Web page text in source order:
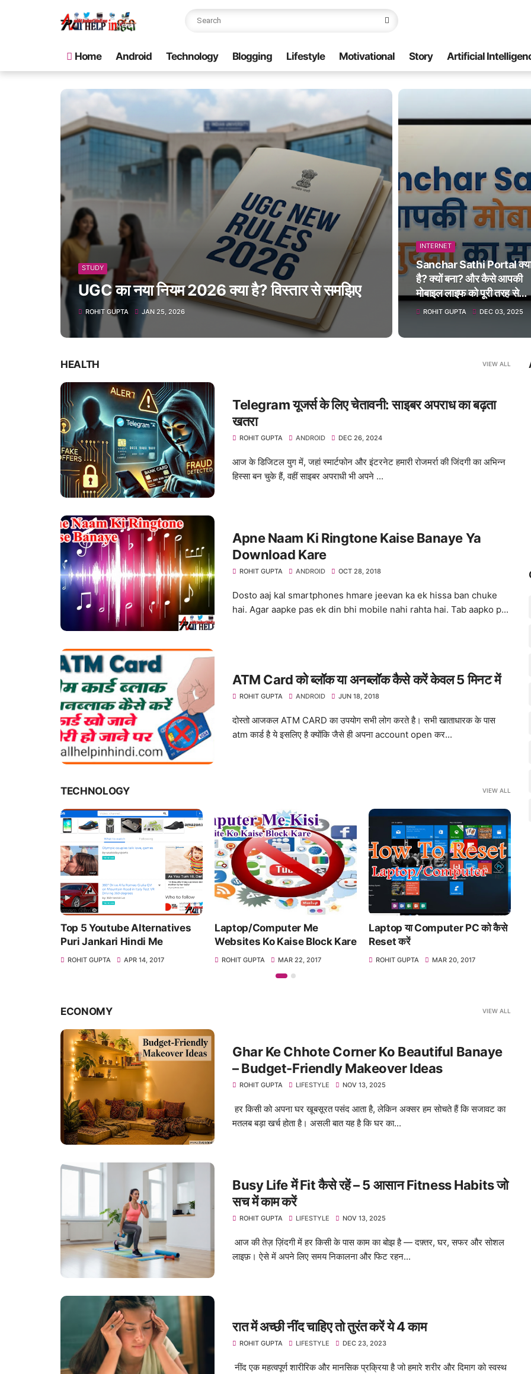
Home Android Technology Blogging Lifestyle Motivational Story Artificial
STUDY
UGC का नया नियम 2026 क्या है? विस्तार से समझिए
ROHIT GUPTA JAN 25, 2026
INTERNET
Sanchar Sathi Portal
है? क्यों बना? और कैसे आपकी
मोबाइल लाइफ को पूरी तरह से
सुरक्षित कर देता है
ROHIT GUPTA DEC 03, 2025
HEALTH VIEW ALL
Telegram यूजर्स के लिए चेतावनी: साइबर अपराध का बढ़ता
खतरा
ROHIT GUPTA ANDROID DEC 26, 2024
आज के डिजिटल युग में, जहां स्मार्टफोन और इंटरनेट हमारी रोजमर्रा की जिंदगी का अभिन्न
हिस्सा बन चुके हैं, वहीं साइबर अपराधी भी अपने ...
Apne Naam Ki Ringtone Kaise Banaye Ya
Download Kare
ROHIT GUPTA ANDROID OCT 28, 2018
Dosto aaj kal smartphones hmare jeevan ka ek hissa ban chuke
hai. Agar aapke pas ek din bhi mobile nahi rahta hai. Tab aapko p...
ATM Card को ब्लॉक या अनब्लॉक कैसे करें केवल 5 मिनट में
ROHIT GUPTA ANDROID JUN 18, 2018
दोस्तो आजकल ATM CARD का उपयोग सभी लोग करते है। सभी खाताधारक के पास
atm कार्ड है ये इसलिए है क्योंकि जैसे ही अपना account open कर...
TECHNOLOGY VIEW ALL
Alternatives
Laptop/Computer Me
Websites Ko Kaise Block Kare
ROHIT GUPTA
Laptop या Computer PC को कैसे
Reset करें
ROHIT GUPTA
Computer Ki 5 Cool
ROHIT GUPTA
ECONOMY VIEW ALL
Ghar Ke Chhote Corner Ko Beautiful Banaye
– Budget-Friendly Makeover Ideas
ROHIT GUPTA LIFESTYLE NOV 13, 2025
हर किसी को अपना घर खूबसूरत पसंद आता है, लेकिन अक्सर हम सोचते हैं कि सजावट का
मतलब बड़ा खर्च होता है। असली बात यह है कि घर का...
Busy Life में Fit कैसे रहें – 5 आसान Fitness Habits जो
सच में काम करें
ROHIT GUPTA LIFESTYLE NOV 13, 2025
आज की तेज़ ज़िंदगी में हर किसी के पास काम का बोझ है — दफ़्तर, घर, सफर और सोशल
लाइफ़। ऐसे में अपने लिए समय निकालना और फिट रहन...
रात में अच्छी नींद चाहिए तो तुरंत करें ये 4 काम
ROHIT GUPTA LIFESTYLE DEC 23, 2023
नींद एक महत्वपूर्ण शारीरिक और मानसिक प्रक्रिया है जो हमारे शरीर और दिमाग को स्वस्थ